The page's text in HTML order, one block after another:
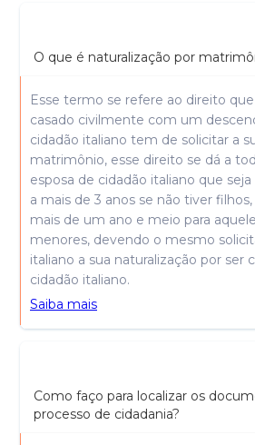
O que é naturalização por
Esse termo se refere ao direito
casado civilmente com um
cidadão italiano tem de solicitar a
matrimônio, esse direito se dá a
esposa de cidadão italiano que
a mais de 3 anos se não tiver filhos,
mais de um ano e meio para
menores, devendo o mesmo
italiano a sua naturalização por ser
cidadão italiano.
Saiba mais
Como faço para localizar os
processo de cidadania?